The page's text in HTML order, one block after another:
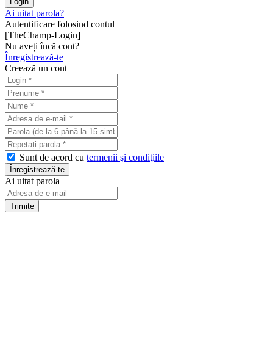
Ai uitat parola?
Autentificare folosind contul
[TheChamp-Login]
Nu aveți încă cont?
Înregistrează-te
Creează un cont
Sunt de acord cu termenii şi condiţiile
Ai uitat parola